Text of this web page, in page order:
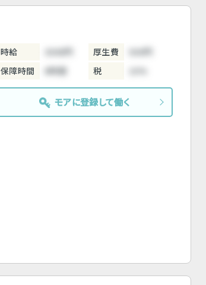
時給 3000円 厚生費
保障時間
6時間 税
モアに登録して働く